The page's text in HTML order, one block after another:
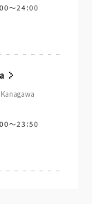
～24:00
～23:50